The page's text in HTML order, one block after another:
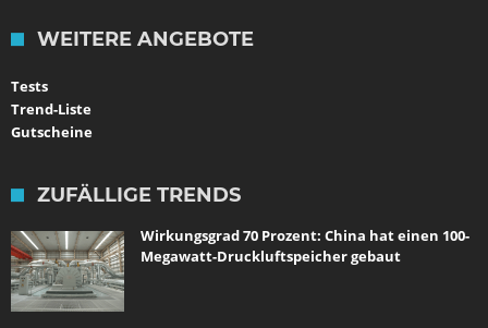
WEITERE ANGEBOTE
Tests
Trend-Liste
Gutscheine
ZUFÄLLIGE TRENDS
Wirkungsgrad 70 Prozent: China hat einen 100-
Megawatt-Druckluftspeicher gebaut